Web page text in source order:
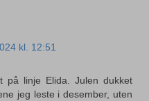
kl. 12:51
på linje Elida. Julen dukket
jeg leste i desember, uten